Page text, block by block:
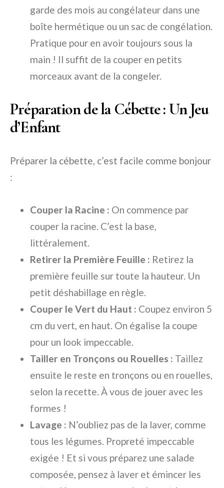
garde des mois au congélateur dans une
boîte hermétique ou un sac de congélation.
Pratique pour en avoir toujours sous la
main ! Il suffit de la couper en petits
morceaux avant de la congeler.
Préparation de la Cébette : Un Jeu
d’Enfant
Préparer la cébette, c’est facile comme bonjour
:
Couper la Racine : On commence par
couper la racine. C’est la base,
littéralement.
Retirer la Première Feuille : Retirez la
première feuille sur toute la hauteur. Un
petit déshabillage en règle.
Couper le Vert du Haut : Coupez environ 5
cm du vert, en haut. On égalise la coupe
pour un look impeccable.
Tailler en Tronçons ou Rouelles : Taillez
ensuite le reste en tronçons ou en rouelles,
selon la recette. À vous de jouer avec les
formes !
Lavage : N’oubliez pas de la laver, comme
tous les légumes. Propreté impeccable
exigée ! Et si vous préparez une salade
composée, pensez à laver et émincer les